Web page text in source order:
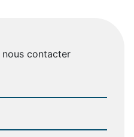
contacter